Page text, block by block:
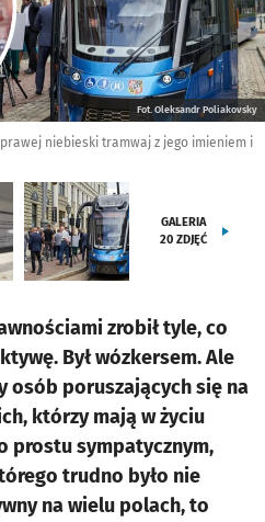
Fot. Oleksandr Poliakovsky
niebieski tramwaj z jego imieniem i
GALERIA
20 ZDJĘĆ
zrobił tyle, co
Był wózkersem. Ale
osób poruszających się na
którzy mają w życiu
prostu sympatycznym,
trudno było nie
na wielu polach, to